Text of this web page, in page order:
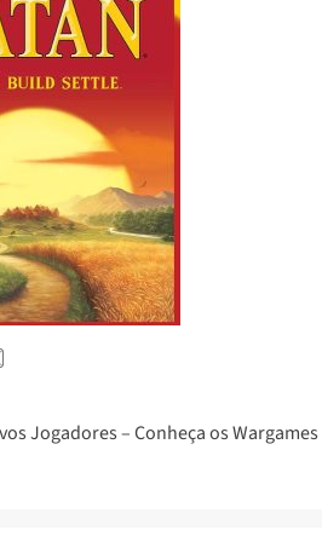
Jogadores – Conheça os Wargames